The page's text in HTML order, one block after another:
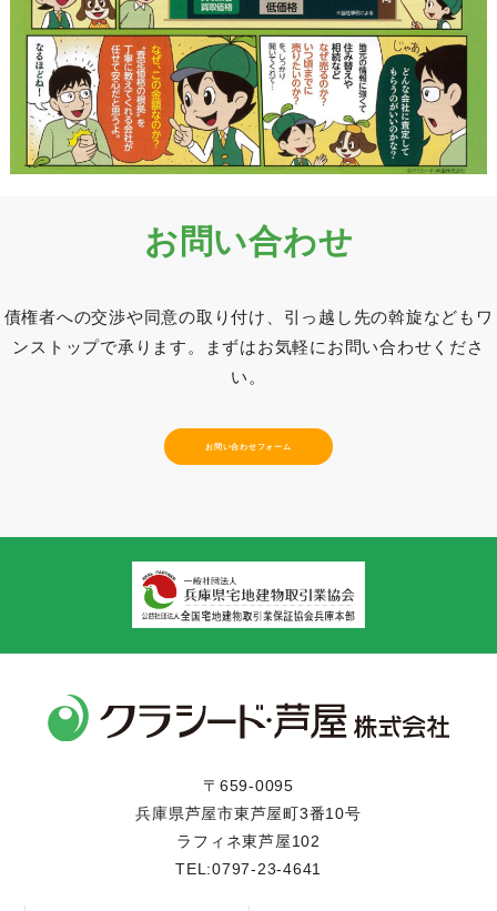
お問い合わせ
債権者への交渉や同意の取り付け、引っ越し先の斡旋なども ワ
ンストップで承ります。
まずはお気軽にお問い合わせくださ
い。
お問い合わせフォーム
〒659-0095
兵庫県芦屋市東芦屋町3番10号
ラフィネ東芦屋102
TEL:0797-23-4641